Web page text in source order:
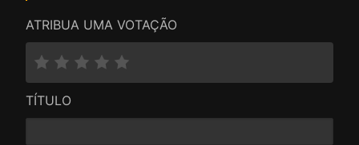
ATRIBUA UMA VOTAÇÃO
TÍTULO